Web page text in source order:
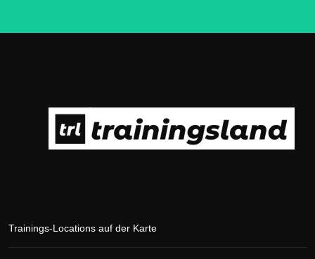
Trainings-Locations auf der Karte